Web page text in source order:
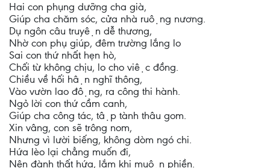
Hai con phụng dưỡng cha già,
Giúp cha chăm sóc, cửa nhà ruộng nương.
Dụ ngôn câu truyện dễ thương,
Nhờ con phụ giúp, đêm trường lắng lo
Sai con thứ nhất hẹn hò,
Chối từ không chịu, lo cho việc đồng.
Chiều về hối hận nghĩ thông,
Vào vườn lao động, ra công thi hành.
Ngỏ lời con thứ cầm canh,
Giúp cha công tác, tập tành thâu gom.
Xin vâng, con sẽ trông nom,
Nhưng vì lười biếng, không dòm ngó chi.
Hứa lèo lại chẳng muốn đi,
Nên đành thất hứa, lắm khi muộn phiền.